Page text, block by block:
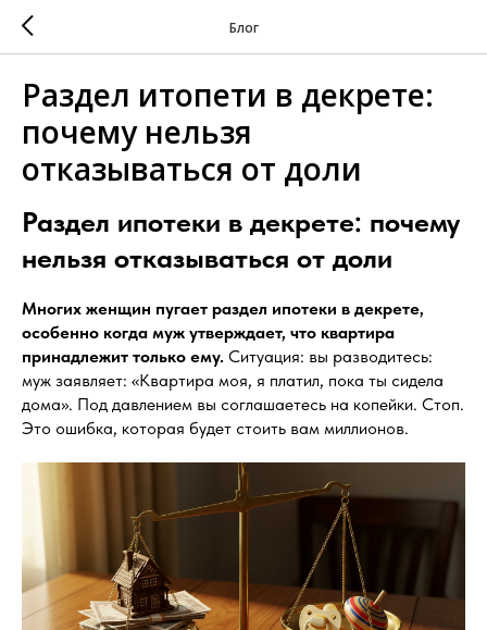
Блог
Раздел итопети в декрете:
почему нельзя
отказываться от доли
Раздел ипотеки в декрете: почему
нельзя отказываться от доли
Многих женщин пугает раздел ипотеки в декрете,
особенно когда муж утверждает, что квартира
принадлежит только ему. Ситуация: вы разводитесь:
муж заявляет: «Квартира моя, я платил, пока ты сидела
дома». Под давлением вы соглашаетесь на копейки. Стоп.
Это ошибка, которая будет стоить вам миллионов.